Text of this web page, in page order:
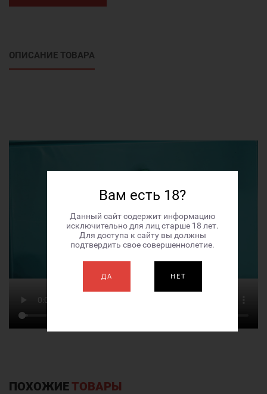
ОПИСАНИЕ ТОВАРА
ПОХОЖИЕТОВАРЫ
Вам есть 18?
Данный сайт содержит информацию
исключительно для лиц старше 18 лет.
Для доступа к сайту вы должны
подтвердить свое совершеннолетие.
ДА НЕТ